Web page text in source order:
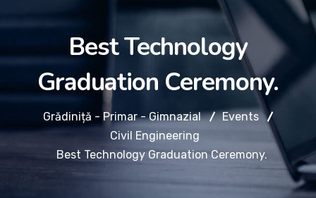
Best Technology
Graduation Ceremony.
Grădiniță - Primar - Gimnazial
Events
Civil Engineering
Best Technology Graduation Ceremony.